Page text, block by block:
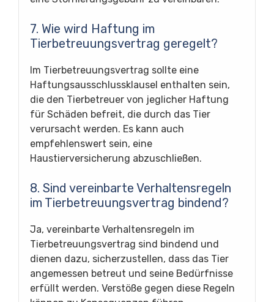
7. Wie wird Haftung im
Tierbetreuungsvertrag geregelt?
Im Tierbetreuungsvertrag sollte eine
Haftungsausschlussklausel enthalten sein,
die den Tierbetreuer von jeglicher Haftung
für Schäden befreit, die durch das Tier
verursacht werden. Es kann auch
empfehlenswert sein, eine
Haustierversicherung abzuschließen.
8. Sind vereinbarte Verhaltensregeln
im Tierbetreuungsvertrag bindend?
Ja, vereinbarte Verhaltensregeln im
Tierbetreuungsvertrag sind bindend und
dienen dazu, sicherzustellen, dass das Tier
angemessen betreut und seine Bedürfnisse
erfüllt werden. Verstöße gegen diese Regeln